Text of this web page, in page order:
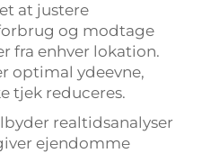
at justere
og modtage
fra enhver lokation.
optimal ydeevne,
tjek reduceres.
realtidsanalyser
ejendomme